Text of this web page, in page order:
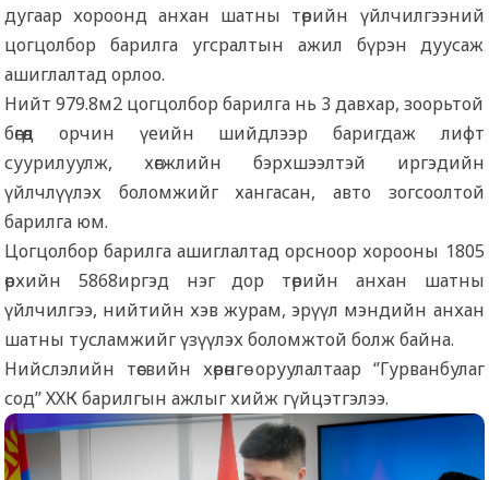
дугаар хороонд анхан шатны төрийн үйлчилгээний
цогцолбор барилга угсралтын ажил бүрэн дуусаж
ашиглалтад орлоо.
Нийт 979.8м2 цогцолбор барилга нь 3 давхар, зоорьтой
бөгөөд орчин үеийн шийдлээр баригдаж лифт
суурилуулж, хөгжлийн бэрхшээлтэй иргэдийн
үйлчлүүлэх боломжийг хангасан, авто зогсоолтой
барилга юм.
Цогцолбор барилга ашиглалтад орсноор хорооны 1805
өрхийн 5868иргэд нэг дор төрийн анхан шатны
үйлчилгээ, нийтийн хэв журам, эрүүл мэндийн анхан
шатны тусламжийг үзүүлэх боломжтой болж байна.
Нийслэлийн төсвийн хөрөнгө оруулалтаар ‘’Гурванбулаг
сод᠋’’ ХХК барилгын ажлыг хийж гүйцэтгэлээ.